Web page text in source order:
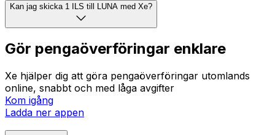
Kan jag skicka 1 ILS till LUNA med Xe?
Gör pengaöverföringar enklare
Xe hjälper dig att göra pengaöverföringar utomlands
online, snabbt och med låga avgifter
Kom igång
Ladda ner appen